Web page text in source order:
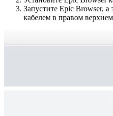
Запустите Epic Browser,
кабелем в правом верхнем